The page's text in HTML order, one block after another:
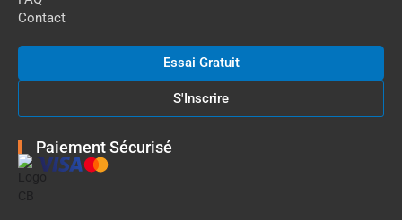
Contact
Essai Gratuit
S'Inscrire
Paiement Sécurisé